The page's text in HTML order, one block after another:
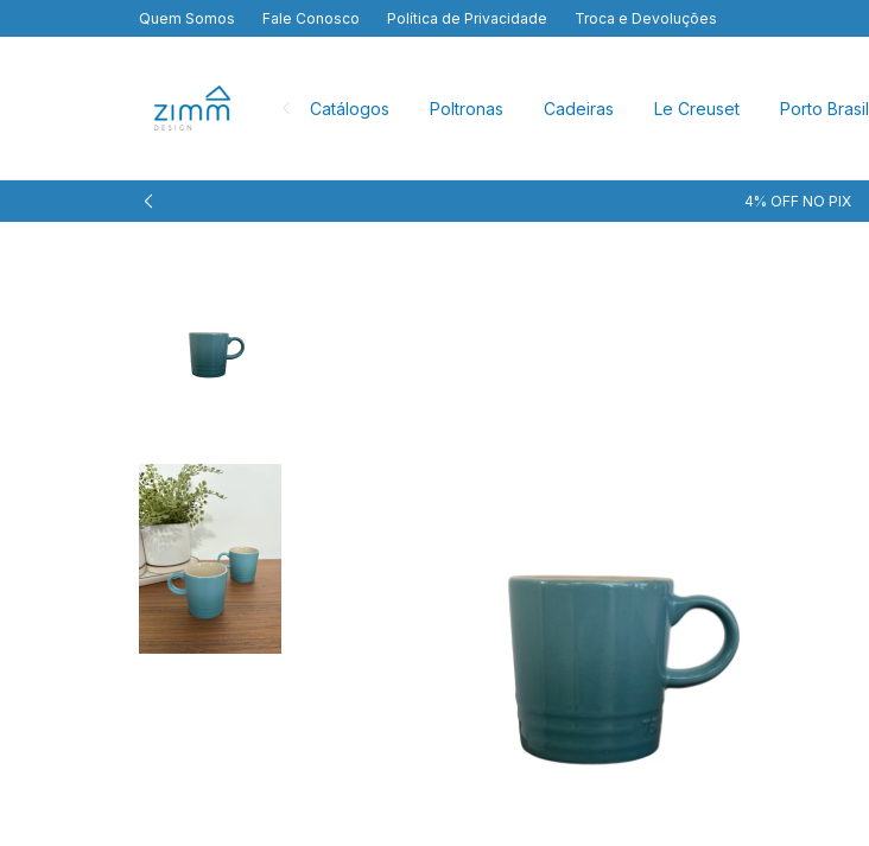
Quem Somos Fale Conosco Política de Privacidade Troca e Devoluções
Catálogos Poltronas Cadeiras Le Creuset Porto Brasil
4% OFF NO PIX